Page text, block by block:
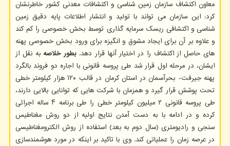
معاون اکتشاف سازمان زمین شناسی و اکتشافات معدنی کشور خاطرنشان
کرد: این سازمان می تواند با تولید و انتشار اطلاعات پایه دقیق زمین
شناسی و اکتشافی ریسک سرمایه گذاری توسط بخش خصوصی را کم کند
و علاوه بر آن برای ایجاد مشوق و انگیزه برای ورود بخش خصوصی پهنه
های حاصل از اکتشاف را در اختیار آنها قرار دهد.بطور خلاصه به نقل از
ایشان، در مرحله اول قرار شد طی پروسه قانونی با اجاره دو فروند بالگرد
پهنه جیرفت- بحرآسمان در استان کرمان در قالب ۱۲۰ هزار کیلومتر خطی
تحت پوشش قرار گیرد و همزمان با شرکت هایی که توانایی بالایی دارند،
طی پروسه قانونی ۲ میلیون کیلومتر خطی را طی برنامه ۴ ساله اجرائی
کرده و در ادامه با به دست آمدن نتایج اولیه از دو روش مغناطیس
سنجی و رادیومتری (سال دوم به بعد) استفاده از روش الکترومغناطیسی
در عرصه زمان را عملیاتی کند. وی با تاکید بر اینکه در مورد هوشمندسازی